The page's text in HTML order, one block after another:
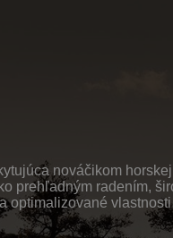
nováčikom
prehľadným radením,
optimalizované